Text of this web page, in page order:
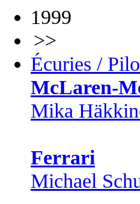
1999
>>
Écuries /
McLaren-
Mika
Ferrari
Michael